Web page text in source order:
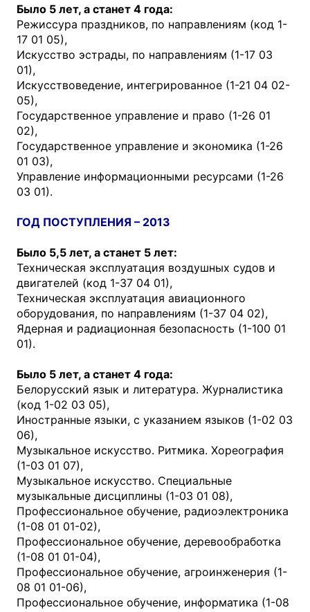
Было 5 лет, а станет 4 года:
Режиссура праздников, по направлениям (код 1-
17 01 05),
Искусство эстрады, по направлениям (1-17 03
01),
Искусствоведение, интегрированное (1-21 04 02-
05),
Государственное управление и право (1-26 01
02),
Государственное управление и экономика (1-26
01 03),
Управление информационными ресурсами (1-26
03 01).
ГОД ПОСТУПЛЕНИЯ – 2013
Было 5,5 лет, а станет 5 лет:
Техническая эксплуатация воздушных судов и
двигателей (код 1-37 04 01),
Техническая эксплуатация авиационного
оборудования, по направлениям (1-37 04 02),
Ядерная и радиационная безопасность (1-100 01
01).
Было 5 лет, а станет 4 года:
Белорусский язык и литература. Журналистика
(код 1-02 03 05),
Иностранные языки, с указанием языков (1-02 03
06),
Музыкальное искусство. Ритмика. Хореография
(1-03 01 07),
Музыкальное искусство. Специальные
музыкальные дисциплины (1-03 01 08),
Профессиональное обучение, радиоэлектроника
(1-08 01 01-02),
Профессиональное обучение, деревообработка
(1-08 01 01-04),
Профессиональное обучение, агроинженерия (1-
08 01 01-06),
Профессиональное обучение, информатика (1-08